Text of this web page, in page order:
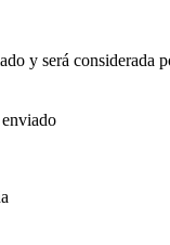
y será considerada